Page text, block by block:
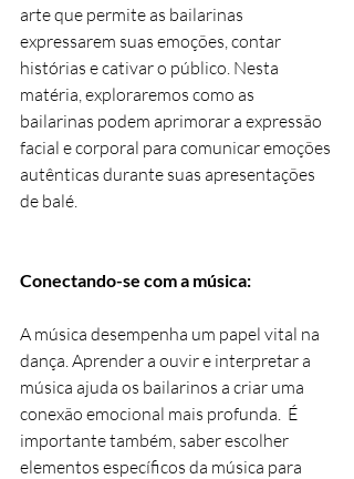
arte que permite as bailarinas
expressarem suas emoções, contar
histórias e cativar o público. Nesta
matéria, exploraremos como as
bailarinas podem aprimorar a expressão
facial e corporal para comunicar emoções
autênticas durante suas apresentações
de balé.
Conectando-se com a música:
A música desempenha um papel vital na
dança. Aprender a ouvir e interpretar a
música ajuda os bailarinos a criar uma
conexão emocional mais profunda.  É
importante também, saber escolher
elementos específicos da música para